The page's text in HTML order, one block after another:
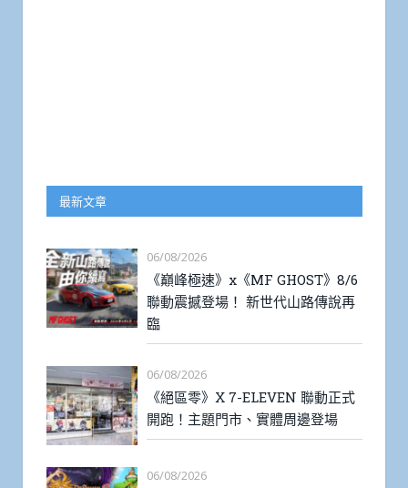
最新文章
06/08/2026
《巔峰極速》x《MF GHOST》8/6
聯動震撼登場！ 新世代山路傳說再
臨
06/08/2026
《絕區零》X 7-ELEVEN 聯動正式
開跑！主題門市、實體周邊登場
06/08/2026